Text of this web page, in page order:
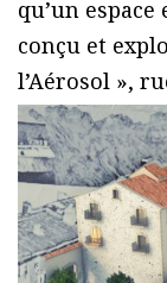
qu’un
conçu et
l’Aérosol »,